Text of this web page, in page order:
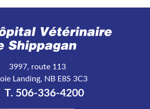
3997, route 113
Landing, NB E8S 3C3
T. 506-336-4200